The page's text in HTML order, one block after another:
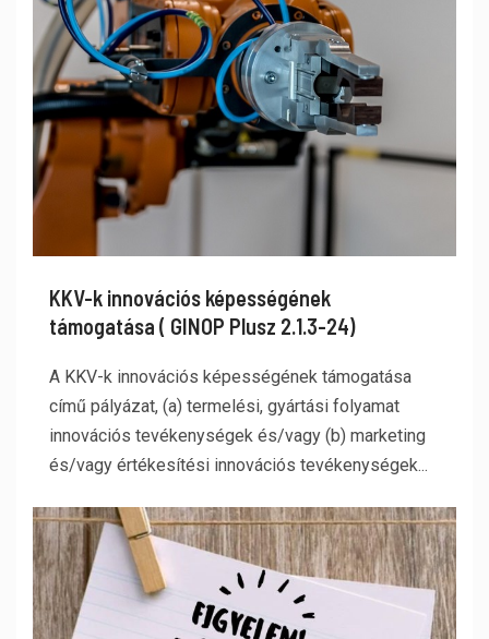
KKV-k innovációs képességének
támogatása ( GINOP Plusz 2.1.3-24)
A KKV-k innovációs képességének támogatása
című pályázat, (a) termelési, gyártási folyamat
innovációs tevékenységek és/vagy (b) marketing
és/vagy értékesítési innovációs tevékenységek...